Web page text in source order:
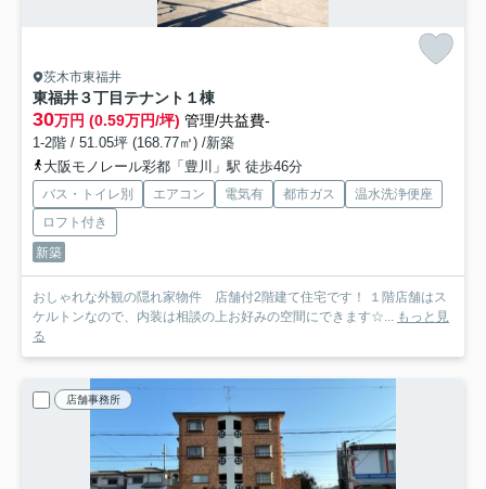
茨木市東福井
東福井３丁目テナント １棟
30万円 (0.59万円/坪) 管理/共益費-
1-2階 / 51.05坪 (168.77㎡) /新築
大阪モノレール彩都「豊川」駅 徒歩46分
バス・トイレ別 エアコン 電気有 都市ガス
温水洗浄便座
ロフト付き
新築
おしゃれな外観の隠れ家物件 店舗付2階建て住宅です！ １階店舗はス
ケルトンなので、内装は相談の上お好みの空間にできます☆... もっと見
る
店舗事務所